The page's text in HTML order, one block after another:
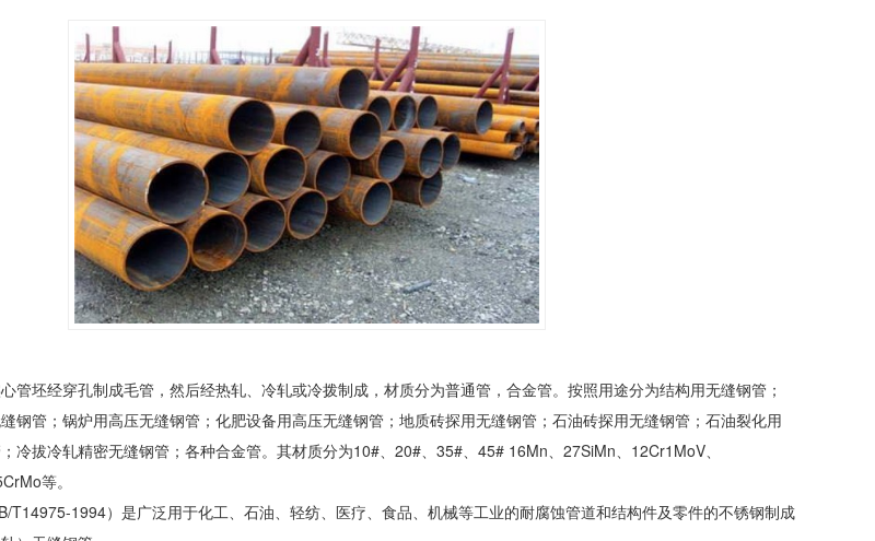
管坯经穿孔制成毛管，然后经热轧、冷轧或冷拨制成，材质分为普通管，合金管。按照用途分为结构用无缝钢管 ；
钢管 ；锅炉用高压无缝钢管 ；化肥设备用高压无缝钢管 ；地质砖探用无缝钢管 ；石油砖探用无缝钢管 ；石油裂化用
；冷拔冷轧精密无缝钢管 ；各种合金管。其材质分为10#、20#、35#、45# 16Mn、27SiMn、12Cr1MoV、
等。
T14975-1994）是广泛用于化工、石油、轻纺、医疗、食品、机械等工业的耐腐蚀管道和结构件及零件的不锈钢制成